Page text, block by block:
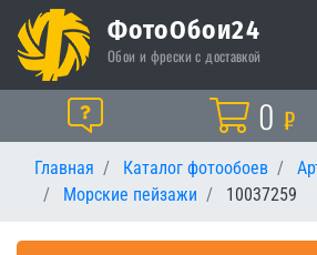
ФотоОбои24
Обои и фрески с доставкой
Помощь Корзина
0 ₽
Главная Каталог фотообоев
Морские пейзажи
10037259